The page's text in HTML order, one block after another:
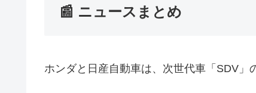
📰 ニュースまとめ
ホンダと日産自動車は、次世代車「SDV」